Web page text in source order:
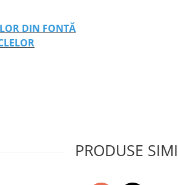
DIN FONTĂ
PRODUSE